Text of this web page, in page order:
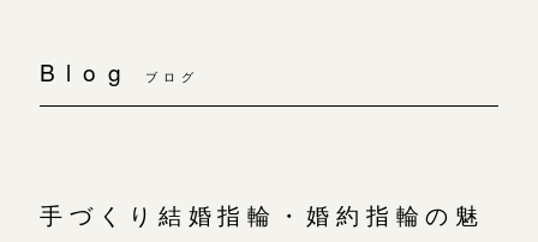
指輪制作の流れ
指輪作品集
Blog ブログ
手作り指輪作品集
お客様インタビュー
手づくり結婚指輪・婚約指輪の魅
10:00～18:00 /年中無休
年末年始は除く
こちら